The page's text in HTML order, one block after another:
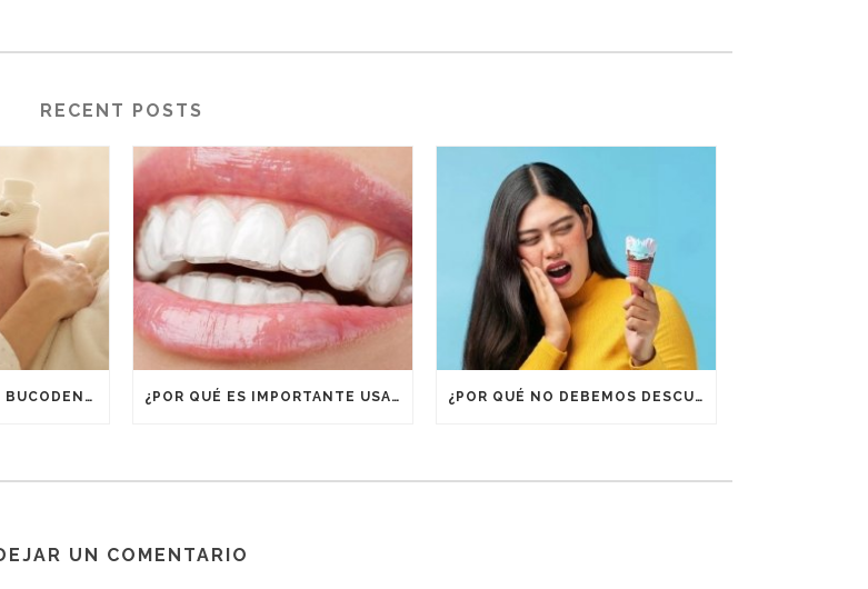
RECENT POSTS
EMBARAZO Y SALUD BUCODENTAL ¿POR QUÉ ES IMPORTANTE USAR RETENEDORES DESPUÉS DE UN TRATAMIENTO DE ORTODONCIA? ¿POR QUÉ NO DEBEMOS DESCUIDAR LA BOCA EN VACACIONES?
UN COMENTARIO